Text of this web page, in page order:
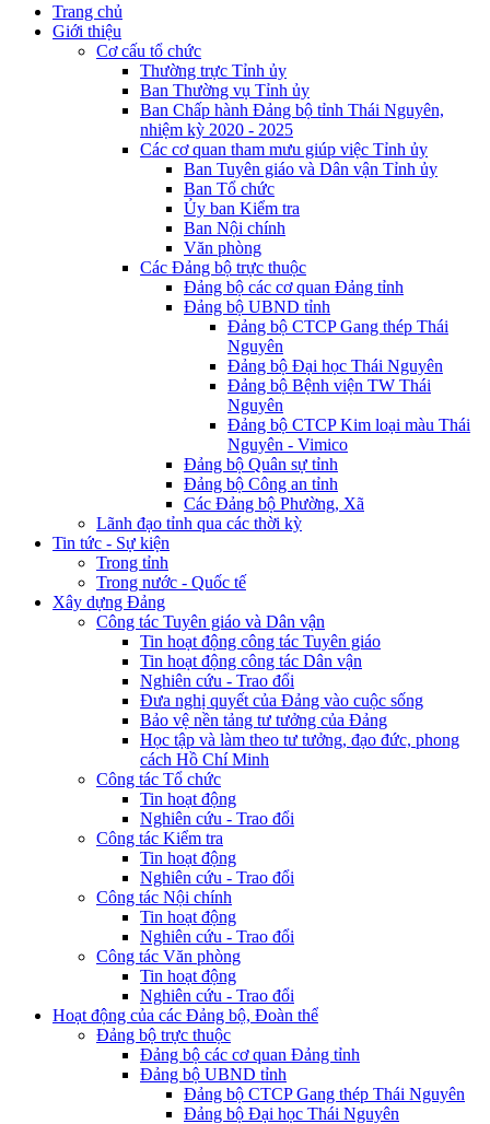
Trang chủ
Giới thiệu
Cơ cấu tổ chức
Thường trực Tỉnh ủy
Ban Thường vụ Tỉnh ủy
Ban Chấp hành Đảng bộ tỉnh Thái Nguyên,
nhiệm kỳ 2020 - 2025
Các cơ quan tham mưu giúp việc Tỉnh ủy
Ban Tuyên giáo và Dân vận Tỉnh ủy
Ban Tổ chức
Ủy ban Kiểm tra
Ban Nội chính
Văn phòng
Các Đảng bộ trực thuộc
Đảng bộ các cơ quan Đảng tỉnh
Đảng bộ UBND tỉnh
Đảng bộ CTCP Gang thép Thái
Nguyên
Đảng bộ Đại học Thái Nguyên
Đảng bộ Bệnh viện TW Thái
Nguyên
Đảng bộ CTCP Kim loại màu Thái
Nguyên - Vimico
Đảng bộ Quân sự tỉnh
Đảng bộ Công an tỉnh
Các Đảng bộ Phường, Xã
Lãnh đạo tỉnh qua các thời kỳ
Tin tức - Sự kiện
Trong tỉnh
Trong nước - Quốc tế
Xây dựng Đảng
Công tác Tuyên giáo và Dân vận
Tin hoạt động công tác Tuyên giáo
Tin hoạt động công tác Dân vận
Nghiên cứu - Trao đổi
Đưa nghị quyết của Đảng vào cuộc sống
Bảo vệ nền tảng tư tưởng của Đảng
Học tập và làm theo tư tưởng, đạo đức, phong
cách Hồ Chí Minh
Công tác Tổ chức
Tin hoạt động
Nghiên cứu - Trao đổi
Công tác Kiểm tra
Tin hoạt động
Nghiên cứu - Trao đổi
Công tác Nội chính
Tin hoạt động
Nghiên cứu - Trao đổi
Công tác Văn phòng
Tin hoạt động
Nghiên cứu - Trao đổi
Hoạt động của các Đảng bộ, Đoàn thể
Đảng bộ trực thuộc
Đảng bộ các cơ quan Đảng tỉnh
Đảng bộ UBND tỉnh
Đảng bộ CTCP Gang thép Thái Nguyên
Đảng bộ Đại học Thái Nguyên